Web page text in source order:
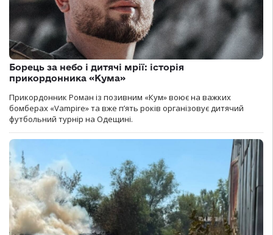
Борець за небо і дитячі мрії: історія
прикордонника «Кума»
Прикордонник Роман із позивним «Кум» воює на важких
бомберах «Vampire» та вже п’ять років організовує дитячий
футбольний турнір на Одещині.